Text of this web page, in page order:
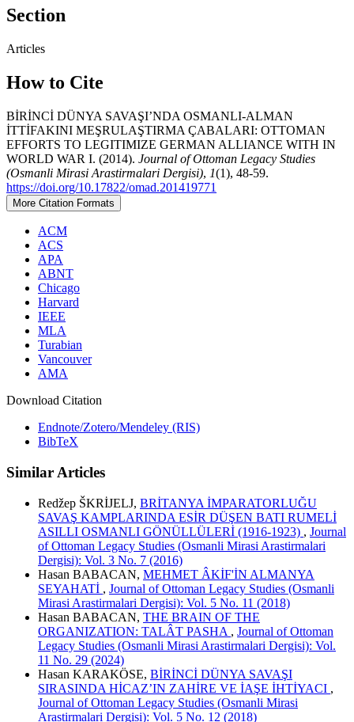
Section
Articles
How to Cite
BİRİNCİ DÜNYA SAVAŞI’NDA OSMANLI-ALMAN
İTTİFAKINI MEŞRULAŞTIRMA ÇABALARI: OTTOMAN
EFFORTS TO LEGITIMIZE GERMAN ALLIANCE WITH IN
WORLD WAR I. (2014). Journal of Ottoman Legacy Studies
(Osmanli Mirasi Arastirmalari Dergisi), 1(1), 48-59.
https://doi.org/10.17822/omad.201419771
More Citation Formats
ACM
ACS
APA
ABNT
Chicago
Harvard
IEEE
MLA
Turabian
Vancouver
AMA
Download Citation
Endnote/Zotero/Mendeley (RIS)
BibTeX
Similar Articles
Redžep ŠKRİJELJ, BRİTANYA İMPARATORLUĞU
SAVAŞ KAMPLARINDA ESİR DÜŞEN BATI RUMELİ
ASILLI OSMANLI GÖNÜLLÜLERİ (1916-1923) , Journal
of Ottoman Legacy Studies (Osmanli Mirasi Arastirmalari
Dergisi): Vol. 3 No. 7 (2016)
Hasan BABACAN, MEHMET ÂKİF'İN ALMANYA
SEYAHATİ , Journal of Ottoman Legacy Studies (Osmanli
Mirasi Arastirmalari Dergisi): Vol. 5 No. 11 (2018)
Hasan BABACAN, THE BRAIN OF THE
ORGANIZATION: TALÂT PASHA , Journal of Ottoman
Legacy Studies (Osmanli Mirasi Arastirmalari Dergisi): Vol.
11 No. 29 (2024)
Hasan KARAKÖSE, BİRİNCİ DÜNYA SAVAŞI
SIRASINDA HİCAZ’IN ZAHİRE VE İAŞE İHTİYACI ,
Journal of Ottoman Legacy Studies (Osmanli Mirasi
Arastirmalari Dergisi): Vol. 5 No. 12 (2018)